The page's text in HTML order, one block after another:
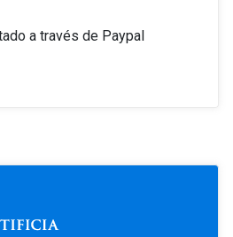
a través de Paypal